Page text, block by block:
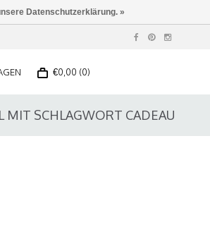
€0,00 (0)
MIT SCHLAGWORT CADEAU
Datenschutzerklärung. »